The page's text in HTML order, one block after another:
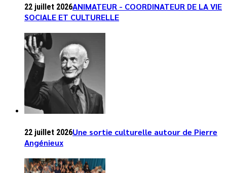
22 juillet 2026ANIMATEUR - COORDINATEUR DE LA VIE
SOCIALE ET CULTURELLE
22 juillet 2026Une sortie culturelle autour de Pierre
Angénieux